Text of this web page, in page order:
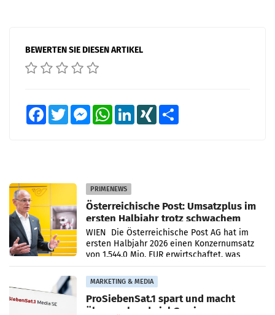
BEWERTEN SIE DIESEN ARTIKEL
FacebookTwitter MessengerWhatsAppLinkedInXING
PRIMENEWS
Österreichische Post: Umsatzplus im
ersten Halbjahr trotz schwachem
Briefgeschäft
WIEN Die Österreichische Post AG hat im
ersten Halbjahr 2026 einen Konzernumsatz
von 1.544,0 Mio. EUR erwirtschaftet, was
einem Plus von 3,8 Prozent gegenüber dem
Vergleichszeitraum
MARKETING & MEDIA
ProSiebenSat.1 spart und macht
überraschend viel Gewinn